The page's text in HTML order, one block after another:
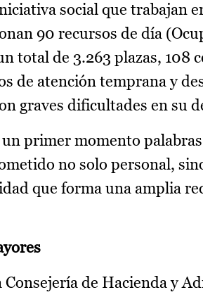
social que trabajan
90 recursos de día
total de 3.263 plazas, 108
de atención temprana y
graves dificultades en su
primer momento
no solo personal,
que forma una amplia
de Hacienda y